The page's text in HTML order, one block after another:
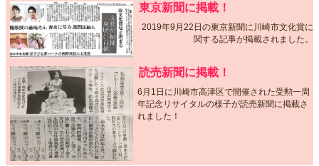
東京新聞に掲載！
2019年9月22日の東京新聞に川崎市文化賞に
関する記事が掲載されました。
読売新聞に掲載！
6月1日に川崎市高津区で開催された受勲一周
年記念リサイタルの様子が読売新聞に掲載さ
れました！